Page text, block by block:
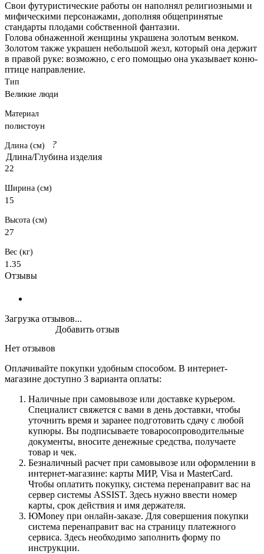
Свои футуристические работы он наполнял религиозными и
мифическими персонажами, дополняя общепринятые
стандарты плодами собственной фантазии.
Голова обнаженной женщины украшена золотым венком.
Золотом также украшен небольшой жезл, который она держит
в правой руке: возможно, с его помощью она указывает коню-
птице направление.
Тип
Великие люди
Материал
полистоун
Длина (см)
?
Длина/Глубина изделия
22
Ширина (см)
15
Высота (см)
27
Вес (кг)
1.35
Отзывы
Загрузка отзывов...
Нет отзывов
Добавить отзыв
Оплачивайте покупки удобным способом. В интернет-
магазине доступно 3 варианта оплаты:
Наличные при самовывозе или доставке курьером.
Специалист свяжется с вами в день доставки, чтобы
уточнить время и заранее подготовить сдачу с любой
купюры. Вы подписываете товаросопроводительные
документы, вносите денежные средства, получаете
товар и чек.
Безналичный расчет при самовывозе или оформлении в
интернет-магазине: карты МИР, Visa и MasterCard.
Чтобы оплатить покупку, система перенаправит вас на
сервер системы ASSIST. Здесь нужно ввести номер
карты, срок действия и имя держателя.
ЮMoney при онлайн-заказе. Для совершения покупки
система перенаправит вас на страницу платежного
сервиса. Здесь необходимо заполнить форму по
инструкции.